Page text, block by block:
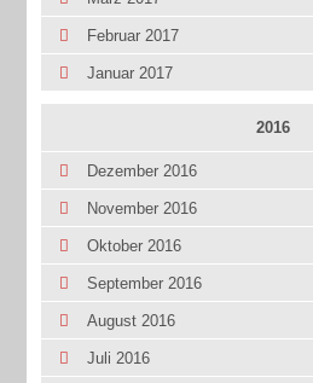
Februar 2017
Januar 2017
2016
Dezember 2016
November 2016
Oktober 2016
September 2016
August 2016
Juli 2016